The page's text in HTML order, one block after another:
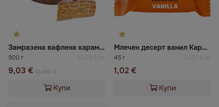
Замразена вафлена карамелена торта ВАЦАК
900 г 10,03 €/кг
9,03 €
Купи
Млечен десерт ванил Карумс
45 г 22,67 €/кг
1,02 €
Купи